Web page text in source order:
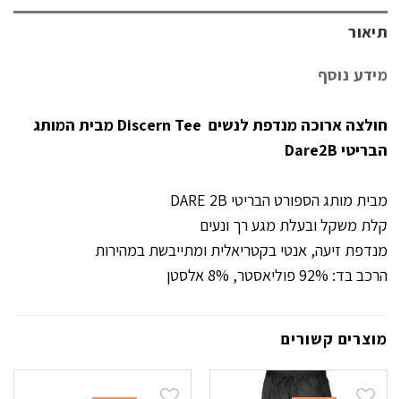
תיאור
מידע נוסף
חולצה ארוכה מנדפת לנשים Discern Tee מבית המותג
הבריטי Dare2B
מבית מותג הספורט הבריטי DARE 2B
קלת משקל ובעלת מגע רך ונעים
מנדפת זיעה, אנטי בקטריאלית ומתייבשת במהירות
הרכב בד: 92% פוליאסטר, 8% אלסטן
מוצרים קשורים